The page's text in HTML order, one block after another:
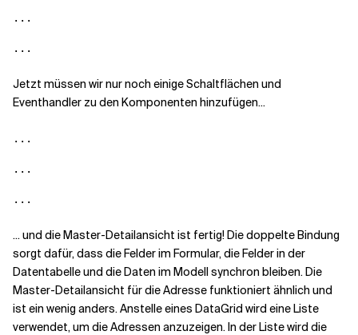
...
...
Jetzt müssen wir nur noch einige Schaltflächen und
Eventhandler zu den Komponenten hinzufügen...
...
...
...
... und die Master-Detailansicht ist fertig! Die doppelte Bindung
sorgt dafür, dass die Felder im Formular, die Felder in der
Datentabelle und die Daten im Modell synchron bleiben. Die
Master-Detailansicht für die Adresse funktioniert ähnlich und
ist ein wenig anders. Anstelle eines DataGrid wird eine Liste
verwendet, um die Adressen anzuzeigen. In der Liste wird die